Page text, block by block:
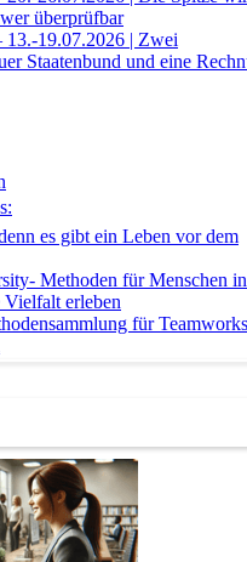
überprüfbar
19.07.2026 | Zwei
Staatenbund und eine
es gibt ein Leben vor dem
Methoden für Menschen in
Vielfalt erleben
für